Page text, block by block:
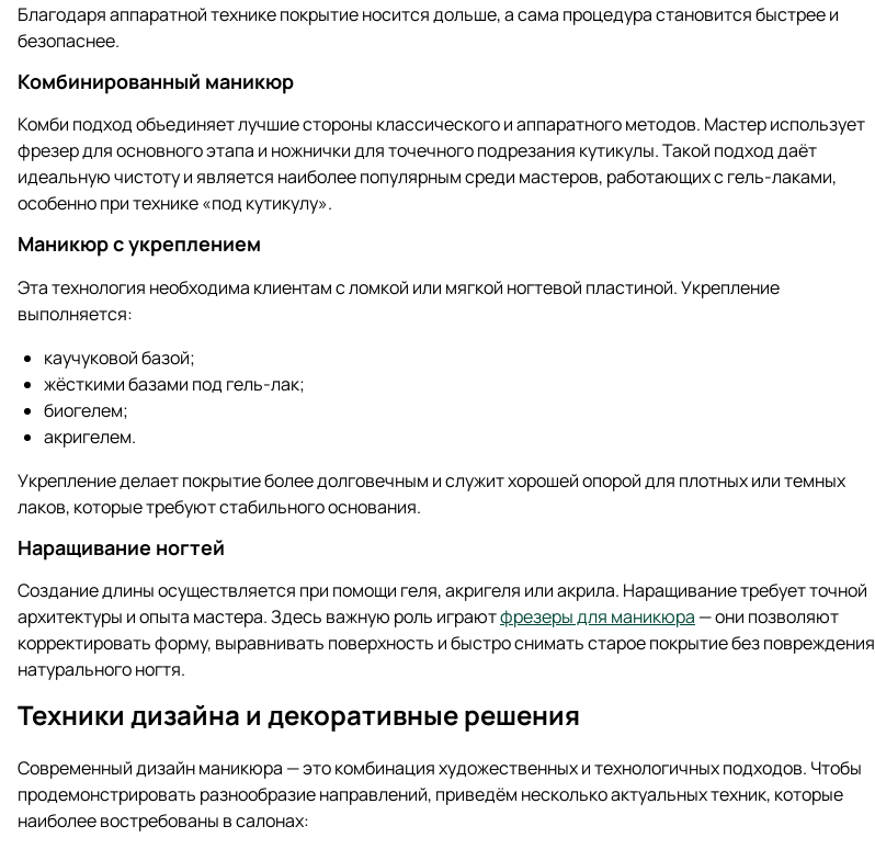
Благодаря аппаратной технике покрытие носится дольше, а сама процедура становится быстрее и
безопаснее.
Комбинированный маникюр
Комби подход объединяет лучшие стороны классического и аппаратного методов. Мастер использует
фрезер для основного этапа и ножнички для точечного подрезания кутикулы. Такой подход даёт
идеальную чистоту и является наиболее популярным среди мастеров, работающих с гель-лаками,
особенно при технике «под кутикулу».
Маникюр с укреплением
Эта технология необходима клиентам с ломкой или мягкой ногтевой пластиной. Укрепление
выполняется:
каучуковой базой;
жёсткими базами под гель-лак;
биогелем;
акригелем.
Укрепление делает покрытие более долговечным и служит хорошей опорой для плотных или темных
лаков, которые требуют стабильного основания.
Наращивание ногтей
Создание длины осуществляется при помощи геля, акригеля или акрила. Наращивание требует точной
архитектуры и опыта мастера. Здесь важную роль играютфрезеры для маникюра — они позволяют
корректировать форму, выравнивать поверхность и быстро снимать старое покрытие без повреждения
натурального ногтя.
Техники дизайна и декоративные решения
Современный дизайн маникюра — это комбинация художественных и технологичных подходов. Чтобы
продемонстрировать разнообразие направлений, приведём несколько актуальных техник, которые
наиболее востребованы в салонах: